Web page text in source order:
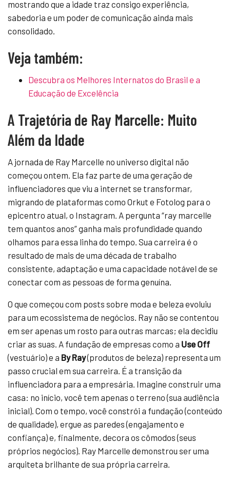
mostrando que a idade traz consigo experiência,
sabedoria e um poder de comunicação ainda mais
consolidado.
Veja também:
Descubra os Melhores Internatos do Brasil e a
Educação de Excelência
A Trajetória de Ray Marcelle: Muito
Além da Idade
A jornada de Ray Marcelle no universo digital não
começou ontem. Ela faz parte de uma geração de
influenciadores que viu a internet se transformar,
migrando de plataformas como Orkut e Fotolog para o
epicentro atual, o Instagram. A pergunta “ray marcelle
tem quantos anos” ganha mais profundidade quando
olhamos para essa linha do tempo. Sua carreira é o
resultado de mais de uma década de trabalho
consistente, adaptação e uma capacidade notável de se
conectar com as pessoas de forma genuína.
O que começou com posts sobre moda e beleza evoluiu
para um ecossistema de negócios. Ray não se contentou
em ser apenas um rosto para outras marcas; ela decidiu
criar as suas. A fundação de empresas como a Use Off
(vestuário) e a By Ray(produtos de beleza) representa um
passo crucial em sua carreira. É a transição da
influenciadora para a empresária. Imagine construir uma
casa: no início, você tem apenas o terreno (sua audiência
inicial). Com o tempo, você constrói a fundação (conteúdo
de qualidade), ergue as paredes (engajamento e
confiança) e, finalmente, decora os cômodos (seus
próprios negócios). Ray Marcelle demonstrou ser uma
arquiteta brilhante de sua própria carreira.